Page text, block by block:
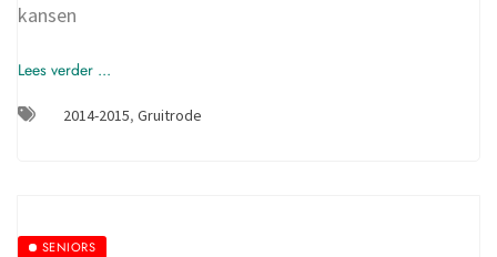
kansen
Lees verder ...
2014-2015, Gruitrode
SENIORS